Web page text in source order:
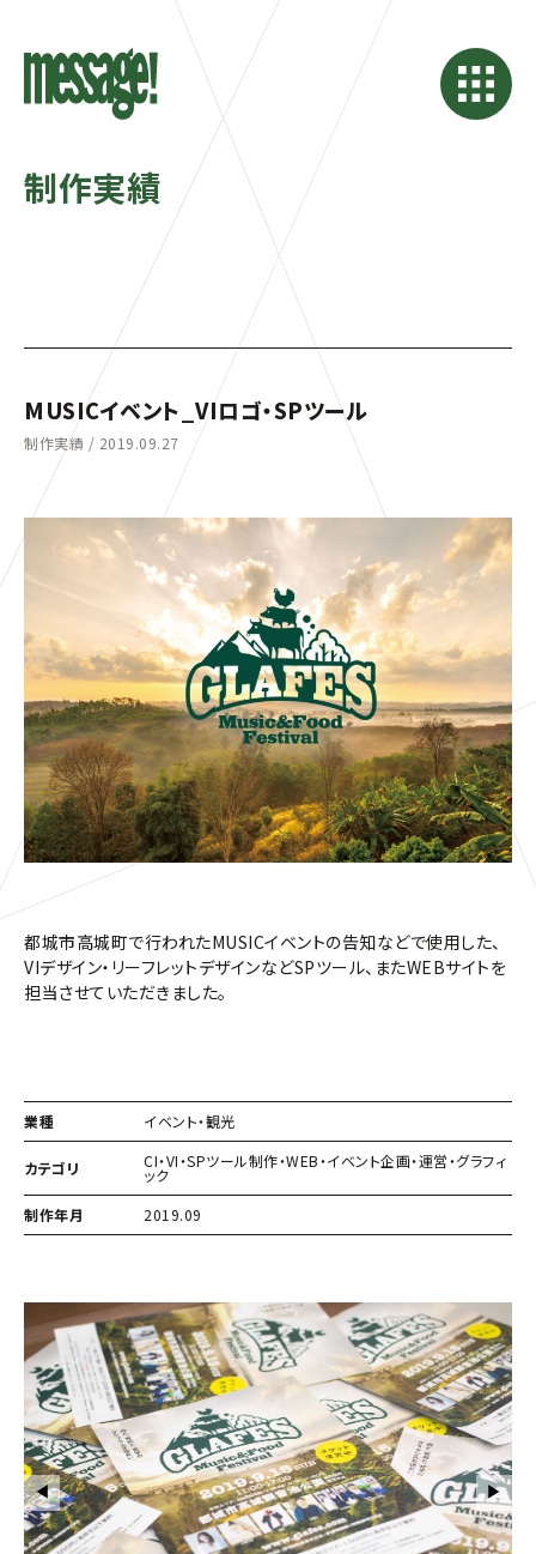
制作実績
MUSICイベント_VIロゴ・SPツール
制作実績 / 2019.09.27
都城市高城町で行われたMUSICイベントの告知などで使用した、
VIデザイン・リーフレットデザインなどSPツール、またWEBサイトを
担当させていただきました。
業種 イベント・観光
カテゴリ CI・VI・SPツール制作・WEB・イベント企画・運営・グラフィ
ック
制作年月
2019.09
◀︎ ▶︎